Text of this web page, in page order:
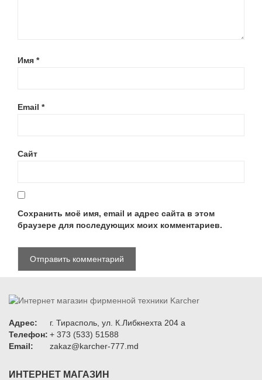
Имя *
Email *
Сайт
Сохранить моё имя, email и адрес сайта в этом
браузере для последующих моих комментариев.
Адрес:
г. Тирасполь, ул. К.Либкнехта 204 а
Телефон: + 373 (533) 51588
Email:
zakaz@karcher-777.md
ИНТЕРНЕТ МАГАЗИН